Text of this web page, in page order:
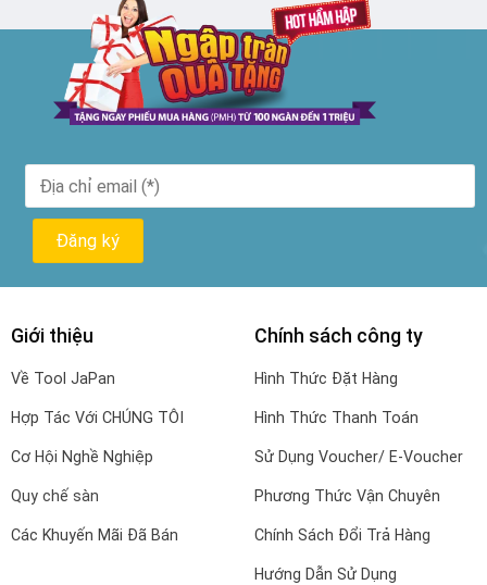
Giới thiệu
Về Tool JaPan
Hợp Tác Với CHÚNG TÔI
Cơ Hội Nghề Nghiệp
Quy chế sàn
Các Khuyến Mãi Đã Bán
Chính sách công ty
Hình Thức Đặt Hàng
Hình Thức Thanh Toán
Sử Dụng Voucher/ E-Voucher
Phương Thức Vận Chuyên
Chính Sách Đổi Trả Hàng
Hướng Dẫn Sử Dụng